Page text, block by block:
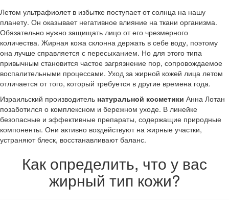
Летом ультрафиолет в избытке поступает от солнца на нашу
планету. Он оказывает негативное влияние на ткани организма.
Обязательно нужно защищать лицо от его чрезмерного
количества. Жирная кожа склонна держать в себе воду, поэтому
она лучше справляется с пересыханием. Но для этого типа
привычным становится частое загрязнение пор, сопровождаемое
воспалительными процессами. Уход за жирной кожей лица летом
отличается от того, который требуется в другие времена года.
Израильский производитель натуральной косметики Анна Лотан
позаботился о комплексном и бережном уходе. В линейке
безопасные и эффективные препараты, содержащие природные
компоненты. Они активно воздействуют на жирные участки,
устраняют блеск, восстанавливают баланс.
Как определить, что у вас
жирный тип кожи?